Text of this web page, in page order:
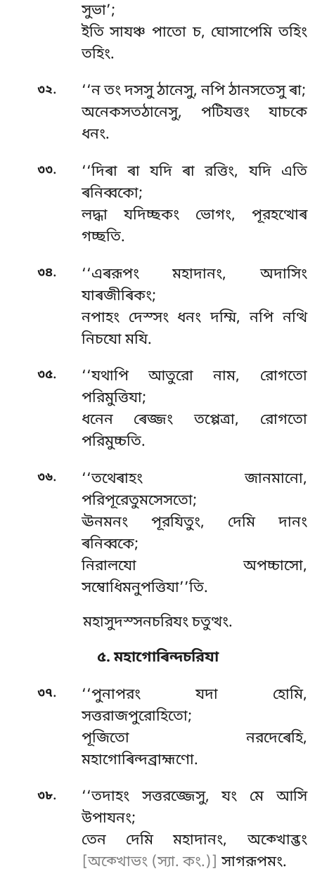
সুভা’;
ইতিসাযঞ্চ পাতো চ, ঘোসাপেমি তহিং
তহিং.
৩২.
‘‘ন তং দসসু ঠানেসু, নপি ঠানসতেসু ৰা;
অনেকসতঠানেসু, পটিযত্তং যাচকে
ধনং.
৩৩.
‘‘দিৰা ৰা যদি ৰা রত্তিং, যদি এতি
ৰনিব্বকো;
লদ্ধা যদিচ্ছকং ভোগং, পূরহত্থোৰ
গচ্ছতি.
৩৪.
‘‘এৰরূপং মহাদানং, অদাসিং
যাৰজীৰিকং;
নপাহং দেস্সং ধনং দম্মি, নপি নত্থি
নিচযো মযি.
৩৫.
‘‘যথাপি আতুরো নাম, রোগতো
পরিমুত্তিযা;
ধনেন ৰেজ্জং তপ্পেত্ৰা, রোগতো
পরিমুচ্চতি.
৩৬.
‘‘তথেৰাহং জানমানো,
পরিপূরেতুমসেসতো;
ঊনমনং পূরযিতুং, দেমি দানং
ৰনিব্বকে;
নিরালযো অপচ্চাসো,
সম্বোধিমনুপত্তিযা’’তি.
মহাসুদস্সনচরিযং চতুত্থং.
৫. মহাগোৰিন্দচরিযা
৩৭. ‘‘পুনাপরংযদা হোমি,
সত্তরাজপুরোহিতো;
পূজিতো নরদেৰেহি,
মহাগোৰিন্দব্রাহ্মণো.
৩৮.
‘‘তদাহং সত্তরজ্জেসু, যং মে আসি
উপাযনং;
তেন দেমি মহাদানং, অক্খোব্ভং
[অক্খোভং (স্যা. কং.)] সাগরূপমং.